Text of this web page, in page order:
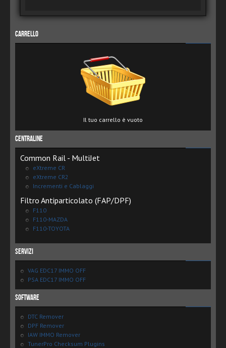
Carrello
Il tuo carrello è vuoto
Centraline
Common Rail - MultiJet
eXtreme CR
eXtreme CR2
Incrementi e Cablaggi
Filtro Antiparticolato (FAP/DPF)
F110
F110-MAZDA
F110-TOYOTA
Servizi
VAG EDC17 IMMO OFF
PSA EDC17 IMMO OFF
Software
DTC Remover
DPF Remover
IAW IMMO Remover
TunerPro Checksum Plugins